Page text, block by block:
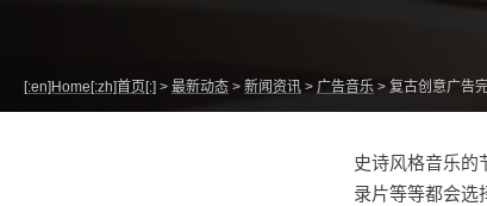
[:en]Home[:zh]首页[:] > 最新动态 > 新闻资讯 > 广告音乐 > 复古创意广告
史诗风格音乐的
录片等等都会选